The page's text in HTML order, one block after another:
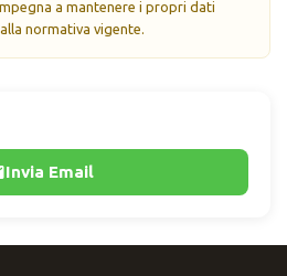
Invia Email
a mantenere i propri dati
normativa vigente.